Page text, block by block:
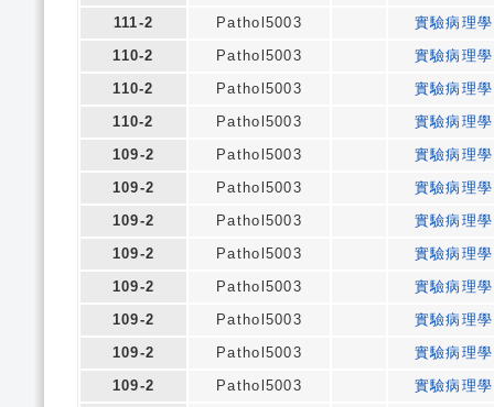
111-2
Pathol5003
實驗病理學
110-2
Pathol5003
實驗病理學
110-2
Pathol5003
實驗病理學
110-2
Pathol5003
實驗病理學
109-2
Pathol5003
實驗病理學
109-2
Pathol5003
實驗病理學
109-2
Pathol5003
實驗病理學
109-2
Pathol5003
實驗病理學
109-2
Pathol5003
實驗病理學
109-2
Pathol5003
實驗病理學
109-2
Pathol5003
實驗病理學
109-2
Pathol5003
實驗病理學